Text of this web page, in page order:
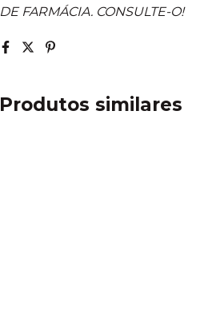
DE FARMÁCIA. CONSULTE-O!
Produtos similares